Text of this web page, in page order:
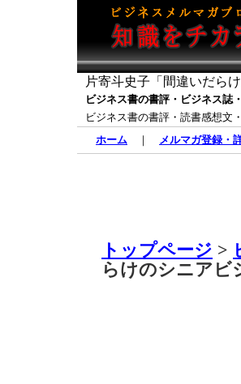
片寄斗史子「間違いだら
ビジネス書の書評・ビジネス
ビジネス書の書評・読書感想
ホーム ｜ メルマガ登録・
トップページ >
らけのシニアビ